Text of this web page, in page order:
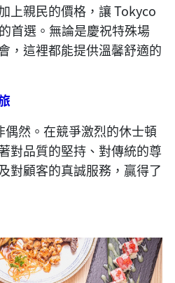
上親民的價格，讓 Tokyco
首選。無論是慶祝特殊場
，這裡都能提供溫馨舒適的
然。在競爭激烈的休士頓
對品質的堅持、對傳統的尊
對顧客的真誠服務，贏得了